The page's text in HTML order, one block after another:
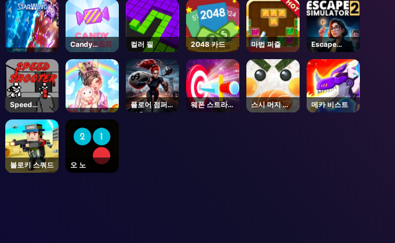
마스터
Candy
Clicker
컬러 필 2048 카드 마법 퍼즐
Escape
Simulator 2
- Steam
Speed
Shooter
플로어 점퍼
탈출
웨폰 스트라이
스시 머지 마
스터
메카 비스트
블로키 스쿼드 오 노